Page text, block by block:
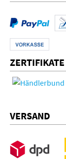
ZERTIFIKATE
VERSAND